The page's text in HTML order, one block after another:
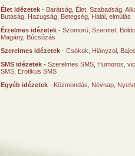
Élet idézetek - Barátság Élet Szabadság
Butaság Hazugság Betegség Halál, elmúlás
Érzelmes idézetek - Szomorú Szeretet
Magány, Búcsúzás
Szerelmes idézetek - Csókok Hiányzol
SMS idézetek - Szerelmes SMS Humoros,
SMS Erotikus SMS
Egyéb idézetek - Közmondás Névnap